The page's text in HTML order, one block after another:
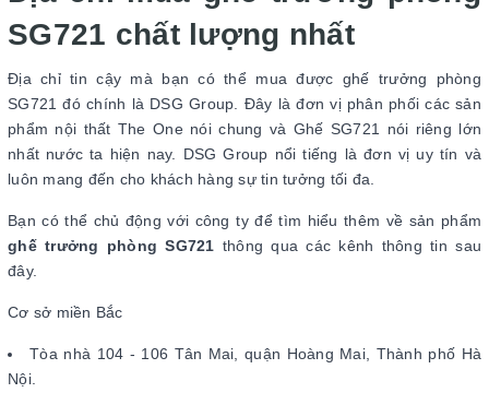
SG721 chất lượng nhất
Địa chỉ tin cậy mà bạn có thể mua được ghế trưởng phòng
SG721 đó chính là DSG Group. Đây là đơn vị phân phối các sản
phẩm nội thất The One nói chung và Ghế SG721 nói riêng lớn
nhất nước ta hiện nay. DSG Group nổi tiếng là đơn vị uy tín và
luôn mang đến cho khách hàng sự tin tưởng tối đa.
Bạn có thể chủ động với công ty để tìm hiểu thêm về sản phẩm
ghế trưởng phòng SG721 thông qua các kênh thông tin sau
đây.
Cơ sở miền Bắc
Tòa nhà 104 - 106 Tân Mai, quận Hoàng Mai, Thành phố Hà
Nội.